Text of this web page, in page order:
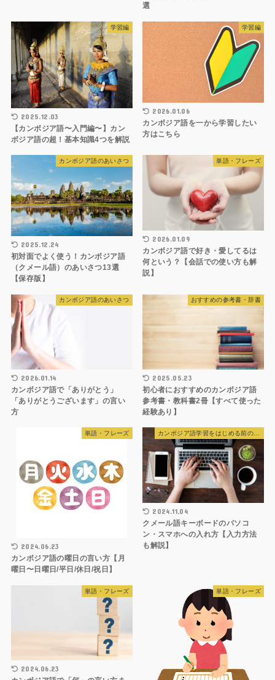
選
学習編
2025.12.03
【カンボジア語〜入門編〜】カン
ボジア語の超！基本知識4つを解説
学習編
2026.01.06
カンボジア語を一から学習したい
方はこちら
カンボジア語のあいさつ
2025.12.24
初対面でよく使う！カンボジア語
（クメール語）のあいさつ13選
【保存版】
単語・フレーズ
2026.01.09
カンボジア語で好き・愛してるは
何という？【会話での使い方も解
説】
カンボジア語のあいさつ
2026.01.14
カンボジア語で「ありがとう」
「ありがとうございます」の言い
方
おすすめの参考書・辞書
2025.05.23
初心者におすすめのカンボジア語
参考書・教科書2冊【すべて使った
経験あり】
単語・フレーズ
2024.06.23
カンボジア語の曜日の言い方【月
曜日〜日曜日/平日/休日/祝日】
カンボジア語学習をはじめる前の準備
2024.11.04
クメール語キーボードのパソコ
ン・スマホへの入れ方【入力方法
も解説】
単語・フレーズ
2024.06.23
単語・フレーズ